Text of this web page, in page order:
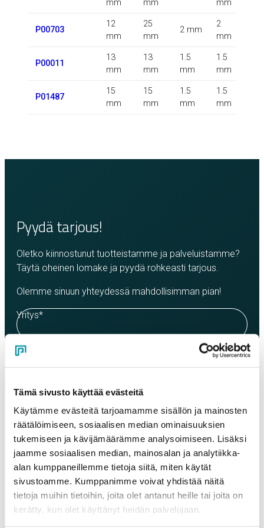
Tämä sivusto käyttää evästeitä
Käytämme evästeitä tarjoamamme sisällön ja mainosten
räätälöimiseen, sosiaalisen median ominaisuuksien
tukemiseen ja kävijämäärämme analysoimiseen. Lisäksi
jaamme sosiaalisen median, mainosalan ja analytiikka-
alan kumppaneillemme tietoja siitä, miten käytät
sivustoamme. Kumppanimme voivat yhdistää näitä
tietoja muihin tietoihin, joita olet antanut heille tai joita on
kerätty, kun olet käyttänyt heidän palvelujaan.
mm
mm
mm
P00703
12
mm
25
mm
2 mm
2
mm
P00011
13
mm
13
mm
1.5
mm
1.5
mm
P01487
15
mm
15
mm
1.5
mm
1.5
mm
Pyydä tarjous!
Oletko kiinnostunut tuotteistamme ja palveluistamme?
Täytä oheinen lomake ja pyydä rohkeasti tarjous.
Olemme sinuun yhteydessä mahdollisimman pian!
Yritys*
Sähköposti*
Puhelinnumero
Tuotteet
Valitse tuote ja syötä tilauksen määrä metreinä. Huomioithan, että